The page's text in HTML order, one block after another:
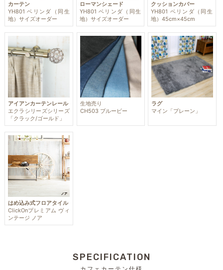
カーテン
YH801 ベリンダ（同生
地）サイズオーダー
ローマンシェード
YH801 ベリンダ（同生
地）サイズオーダー
クッションカバー
YH801 ベリンダ（同生
地）45cm×45cm
アイアンカーテンレール
エクラシリーズシリーズ
「クラック/ゴールド」
生地売り
CH503 ブルービー
ラグ
マイン「プレーン」
はめ込み式フロアタイル
ClickOnプレミアム ヴィ
ンテージ ノア
SPECIFICATION